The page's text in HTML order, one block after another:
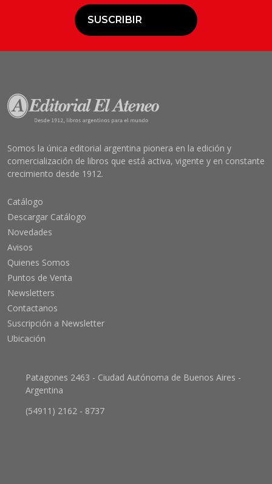
SUSCRIBIR
Somos la única editorial argentina pionera en la edición y
comercialización de libros que está activa, vigente y en constante
crecimiento desde 1912.
Catálogo
Descargar Catálogo
Novedades
Avisos
Quienes Somos
Puntos de Venta
Newsletters
Contactanos
Suscripción a Newsletter
Ubicación
Patagones 2463 - Ciudad Autónoma de Buenos Aires -
Argentina
(54911) 2162 - 8737